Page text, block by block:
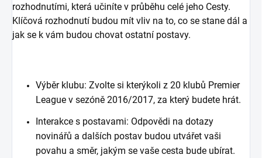
rozhodnutími, která učiníte v průběhu celé jeho Cesty.
Klíčová rozhodnutí budou mít vliv na to, co se stane dál a
jak se k vám budou chovat ostatní postavy.
Výběr klubu: Zvolte si kterýkoli z 20 klubů Premier
League v sezóně 2016/2017, za který budete hrát.
Interakce s postavami: Odpovědi na dotazy
novinářů a dalších postav budou utvářet vaši
povahu a směr, jakým se vaše cesta bude ubírat.